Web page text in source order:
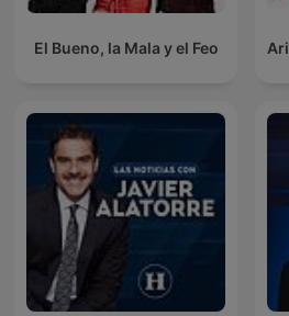
El Bueno, la Mala y el Feo